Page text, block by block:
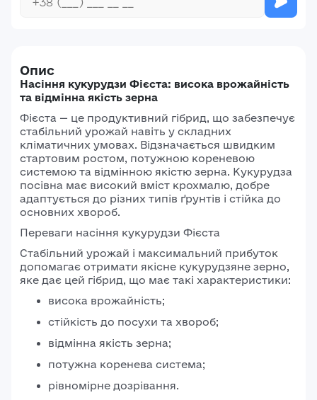
Опис
Насіння кукурудзи Фієста: висока врожайність
та відмінна якість зерна
Фієста — це продуктивний гібрид, що забезпечує
стабільний урожай навіть у складних
кліматичних умовах. Відзначається швидким
стартовим ростом, потужною кореневою
системою та відмінною якістю зерна. Кукурудза
посівна має високий вміст крохмалю, добре
адаптується до різних типів ґрунтів і стійка до
основних хвороб.
Переваги насіння кукурудзи Фієста
Стабільний урожай і максимальний прибуток
допомагає отримати якісне кукурудзяне зерно,
яке дає цей гібрид, що має такі характеристики:
висока врожайність;
стійкість до посухи та хвороб;
відмінна якість зерна;
потужна коренева система;
рівномірне дозрівання.